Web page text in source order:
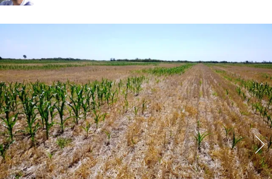
Agronegocios
Seguinos